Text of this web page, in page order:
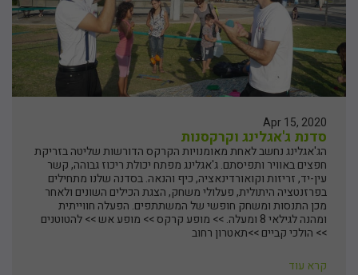
Apr 15, 2020
סדנת ג'אגלינג וקרקסנות
הג'אגלינג נחשב לאחת מאומנויות הקרקס הדורשות שליטה בזריקת
חפצים באוויר ותפיסתם. ג'אגלינג מפתח יכולת ריכוז גבוהה, קשר
עין-יד, זריזות וקואורדינאציה, כיף והנאה. בסדנה שלנו מתחילים
בפרזנטציה היתולית, פעלולי משחק, הצגת הכילים השונים ולאחר
מכן התנסות ומשחק חופשי של המשתתפים. הפעלה חווייתית
ומהנה לגילאי 8 ומעלה. >> מופע קרקס >> מופע אש >> להטוטנים
>> הולכי קביים >>תאטרון רחוב
קרא עוד